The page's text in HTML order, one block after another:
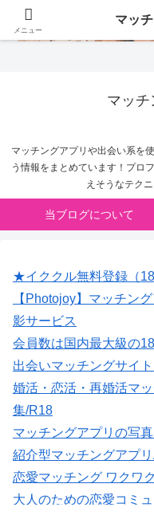
マッチ
マッチングアプリや出会い系を
う情報をまとめています！プロ
えそうなテク
当ブログについて
★イククル無料登録（18
【Photojoy】マッチン
影サービス
会員数は国内最大級の
出会いマッチングサイ
婚活・恋活・再婚活マ
集/R18
マッチングアプリの写
紹介型マッチングアプ
恋愛マッチング ワクワク
大人のための恋愛コミ
メニュー
マッ